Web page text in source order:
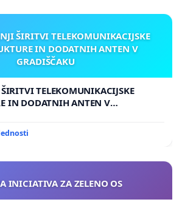
ŠIRITVI TELEKOMUNIKACIJSKE
IN DODATNIH ANTEN V
GRADIŠČAKU
TELEKOMUNIKACIJSKE
IN DODATNIH ANTEN V
INICIATIVA ZA ZELENO OS